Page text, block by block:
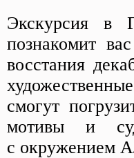
Экскурсия в
познакомит
восстания
смогут
мотивы и
с окружением